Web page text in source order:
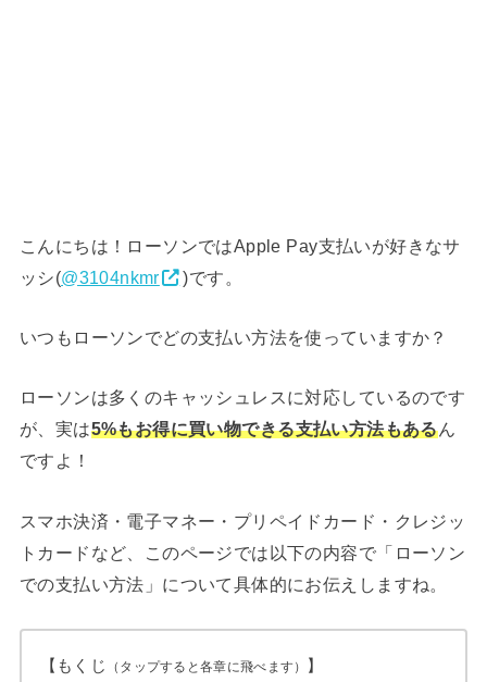
こんにちは！ローソンではApple Pay支払いが好きなサ
ッシ(@3104nkmr )です。
いつもローソンでどの支払い方法を使っていますか？
ローソンは多くのキャッシュレスに対応しているのです
が、実は5%もお得に買い物できる支払い方法もあるん
ですよ！
スマホ決済・電子マネー・プリペイドカード・クレジッ
トカードなど、このページでは以下の内容で「ローソン
での支払い方法」について具体的にお伝えしますね。
【もくじ （タップすると各章に飛べます） 】